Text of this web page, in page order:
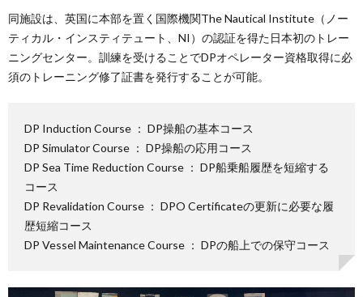
同施設は、英国に本部を置く国際機関The Nautical Institute（ノー
ティカル・インスティテュート、NI）の認証を得た日本初のトレー
ニングセンター。訓練を受けることでDPオペレーター資格取得に必
須のトレーニング修了証書を発行することが可能。
DP Induction Course ： DP操船の基本コース
DP Simulator Course ： DP操船の応用コース
DP Sea Time Reduction Course ： DP船乗船履歴を短縮する
コース
DP Revalidation Course ： DPO Certificateの更新に必要な履
歴短縮コース
DP Vessel Maintenance Course ： DPの船上での保守コース